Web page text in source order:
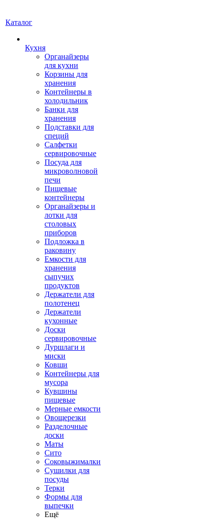
Каталог
Кухня
Органайзеры
для кухни
Корзины для
хранения
Контейнеры в
холодильник
Банки для
хранения
Подставки для
специй
Салфетки
сервировочные
Посуда для
микроволновой
печи
Пищевые
контейнеры
Органайзеры и
лотки для
столовых
приборов
Подложка в
раковину
Емкости для
хранения
сыпучих
продуктов
Держатели для
полотенец
Держатели
кухонные
Доски
сервировочные
Дуршлаги и
миски
Ковши
Контейнеры для
мусора
Кувшины
пищевые
Мерные емкости
Овощерезки
Разделочные
доски
Маты
Сито
Соковыжималки
Сушилки для
посуды
Терки
Формы для
выпечки
Ещё